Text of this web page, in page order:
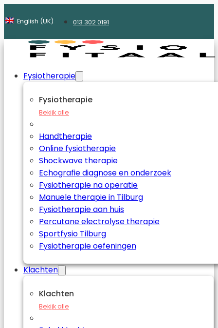
English (UK) 013 302 0191
Fysiotherapie
Fysiotherapie
Bekijk alle
Handtherapie
Online fysiotherapie
Shockwave therapie
Echografie diagnose en onderzoek
Fysiotherapie na operatie
Manuele therapie in Tilburg
Fysiotherapie aan huis
Percutane electrolyse therapie
Sportfysio Tilburg
Fysiotherapie oefeningen
Klachten
Klachten
Bekijk alle